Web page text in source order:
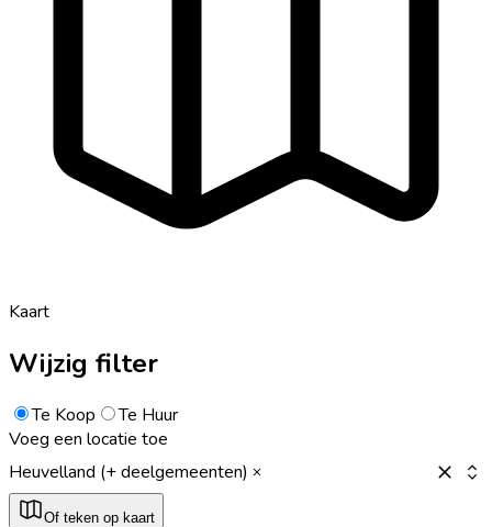
Kaart
Wijzig filter
Te Koop
Te Huur
Voeg een locatie toe
Heuvelland (+ deelgemeenten)
Of teken op kaart